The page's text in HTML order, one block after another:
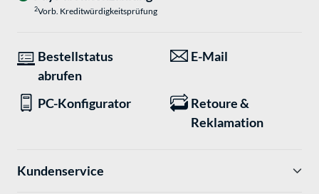
2Vorb. Kreditwürdigkeitsprüfung
Bestellstatus
abrufen
E-Mail
PC-Konfigurator
Retoure &
Reklamation
Kundenservice